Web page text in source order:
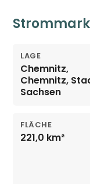
LAGE
Chemnitz,
Chemnitz,
Sachsen
FLÄCHE
221,0 km²